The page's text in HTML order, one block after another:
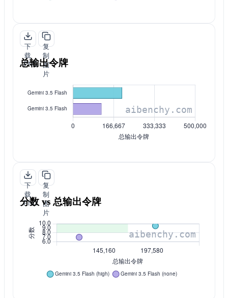
下
载
PNG
复
制
图
片
总输出令牌
下
载
PNG
复
制
图
片
分数 vs 总输出令牌